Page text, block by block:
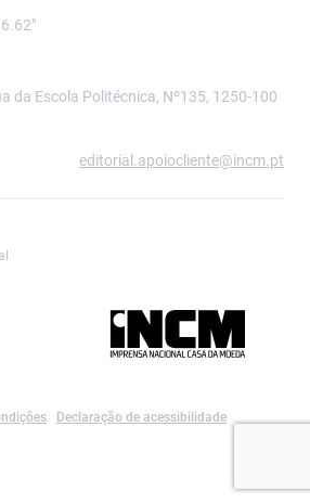
6.62"
da Escola Politécnica, Nº135, 1250-100
editorial.apoiocliente@incm.pt
Declaração de acessibilidade